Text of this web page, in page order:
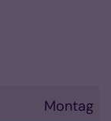
Montag